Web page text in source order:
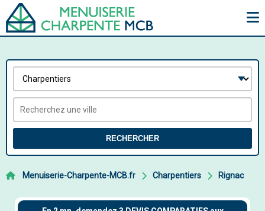
RECHERCHER
Menuiserie-Charpente-MCB.fr Charpentiers Rignac